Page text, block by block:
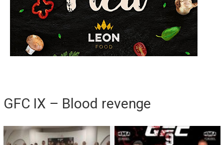
GFC IX – Blood revenge